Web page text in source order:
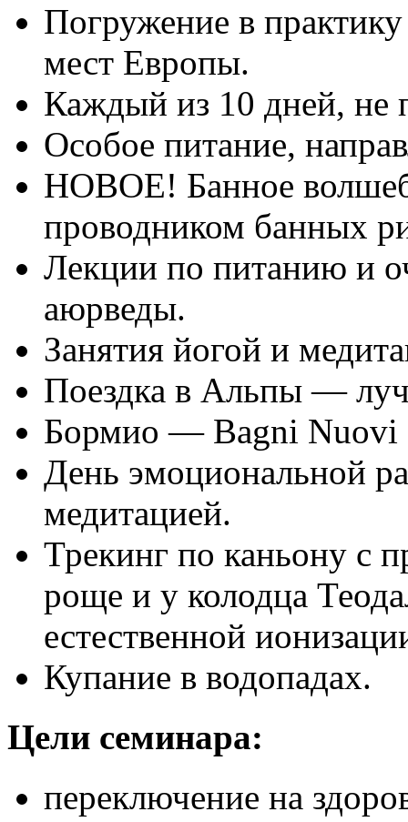
Погружение в
мест Европы.
Каждый из 10 дней,
Особое питание,
НОВОЕ! Банное
проводником банных
Лекции по питанию и
аюрведы.
Занятия йогой и
Поездка в Альпы —
Бормио — Bagni Nuovi
День эмоциональной
медитацией.
Трекинг по каньону с
роще и у колодца
естественной
Купание в водопадах.
Цели семинара:
переключение на